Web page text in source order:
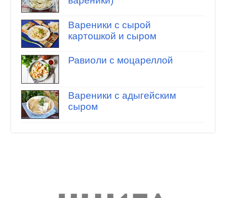
Вареники с сырой
картошкой и сыром
Равиоли с моцареллой
Вареники с адыгейским
сыром